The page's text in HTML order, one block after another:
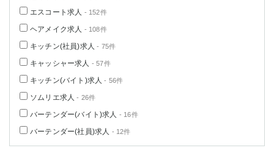
エスコート求人 - 152件
ヘアメイク求人 - 108件
キッチン(社員)求人 - 75件
キャッシャー求人 - 57件
キッチン(バイト)求人 - 56件
ソムリエ求人 - 26件
バーテンダー(バイト)求人 - 16件
バーテンダー(社員)求人 - 12件